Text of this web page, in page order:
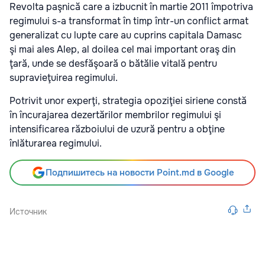
Revolta paşnică care a izbucnit în martie 2011 împotriva
regimului s-a transformat în timp într-un conflict armat
generalizat cu lupte care au cuprins capitala Damasc
şi mai ales Alep, al doilea cel mai important oraş din
ţară, unde se desfăşoară o bătălie vitală pentru
supravieţuirea regimului.
Potrivit unor experţi, strategia opoziţiei siriene constă
în încurajarea dezertărilor membrilor regimului şi
intensificarea războiului de uzură pentru a obţine
înlăturarea regimului.
Подпишитесь на новости Point.md в Google
Источник